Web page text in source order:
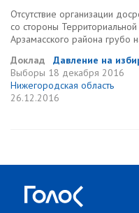
Отсутствие организации
со стороны
Арзамасского района грубо
Доклад
Давление на
Выборы 18 декабря 2016
Нижегородская область
26.12.2016